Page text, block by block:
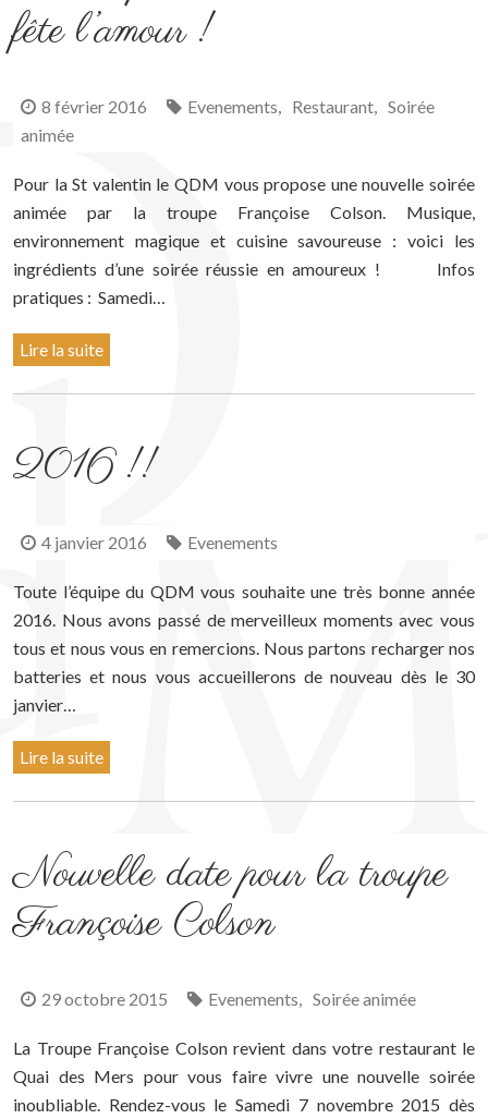
fête l’amour !
8 février 2016 Evenements, Restaurant, Soirée
animée
Pour la St valentin le QDM vous propose une nouvelle soirée
animée par la troupe Françoise Colson. Musique,
environnement magique et cuisine savoureuse : voici les
ingrédients d’une soirée réussie en amoureux ! Infos
pratiques : Samedi…
Lire la suite
2016 !!
4 janvier 2016 Evenements
Toute l’équipe du QDM vous souhaite une très bonne année
2016. Nous avons passé de merveilleux moments avec vous
tous et nous vous en remercions. Nous partons recharger nos
batteries et nous vous accueillerons de nouveau dès le 30
janvier…
Lire la suite
Nouvelle date pour la troupe
Françoise Colson
29 octobre 2015 Evenements, Soirée animée
La Troupe Françoise Colson revient dans votre restaurant le
Quai des Mers pour vous faire vivre une nouvelle soirée
inoubliable. Rendez-vous le Samedi 7 novembre 2015 dès